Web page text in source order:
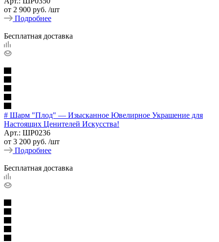
от 2 900 руб. /шт
Подробнее
Бесплатная доставка
# Шарм "Плод" — Изысканное Ювелирное Украшение для
Настоящих Ценителей Искусства!
Арт.: ШР0236
от 3 200 руб. /шт
Подробнее
Бесплатная доставка